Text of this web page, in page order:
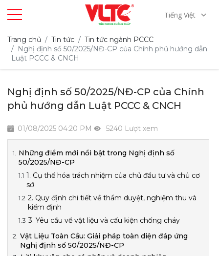
Tiếng Việt
Trang chủ Tin tức
Tin tức ngành PCCC
Nghị định số 50/2025/NĐ-CP của Chính phủ hướng dẫn
Luật PCCC & CNCH
Nghị định số 50/2025/NĐ-CP của Chính
phủ hướng dẫn Luật PCCC & CNCH
01/08/2025 04:20 PM 5240 Lượt xem
Những điểm mới nổi bật trong Nghị định số
50/2025/NĐ-CP
1. Cụ thể hóa trách nhiệm của chủ đầu tư và chủ cơ
sở
2. Quy định chi tiết về thẩm duyệt, nghiệm thu và
kiểm định
3. Yêu cầu về vật liệu và cấu kiện chống cháy
Vật Liệu Toàn Cầu: Giải pháp toàn diện đáp ứng
Nghị định số 50/2025/NĐ-CP